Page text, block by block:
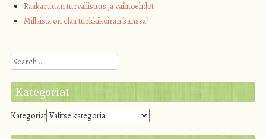
Raakaruuan turvallisuus ja vaihtoehdot
Millaista on elää turkkikoiran kanssa?
Search
Kategoriat
Kategoriat